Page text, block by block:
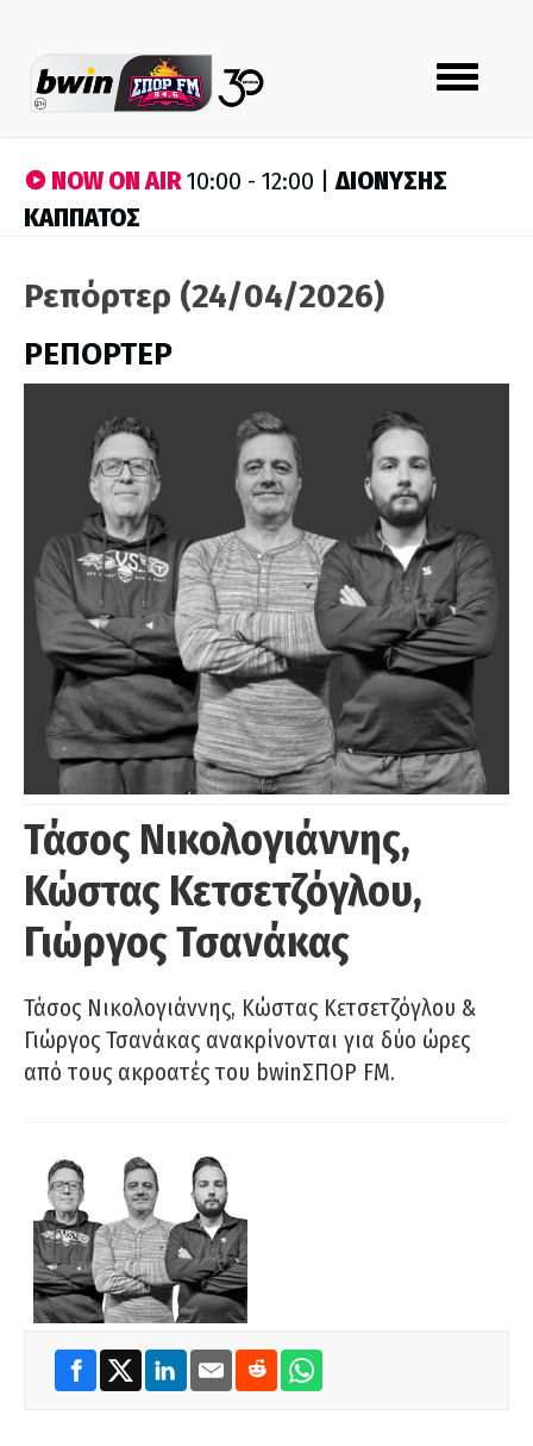
Toggle
navigation
NOW ON AIR10:00 - 12:00 |ΔΙΟΝΥΣΗΣ
ΚΑΠΠΑΤΟΣ
Ρεπόρτερ (24/04/2026)
ΡΕΠΟΡΤΕΡ
Τάσος Νικολογιάννης,
Κώστας Κετσετζόγλου,
Γιώργος Τσανάκας
Τάσος Νικολογιάννης, Κώστας Κετσετζόγλου &
Γιώργος Τσανάκας ανακρίνονται για δύο ώρες
από τους ακροατές του bwinΣΠΟΡ FM.